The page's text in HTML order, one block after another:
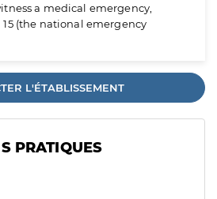
a medical emergency,
(the national emergency
L'ÉTABLISSEMENT
PRATIQUES